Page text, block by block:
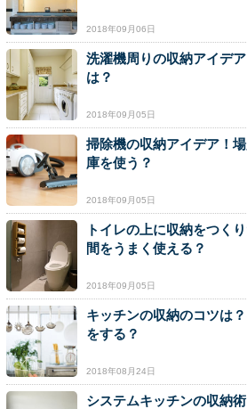
2018年09月06日
洗濯機周りの収納アイデ
は？
2018年09月05日
掃除機の収納アイデア！
庫を使う？
2018年09月05日
トイレの上に収納をつく
間をうまく使える？
2018年09月05日
キッチンの収納のコツは
をする？
2018年08月24日
システムキッチンの収納